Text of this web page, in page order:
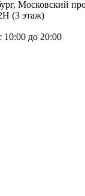
Московский
(3 этаж)
10:00 до 20:00